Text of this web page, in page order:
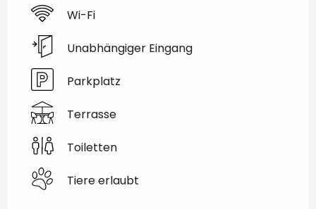
Wi-Fi
Unabhängiger Eingang
Parkplatz
Terrasse
Toiletten
Tiere erlaubt